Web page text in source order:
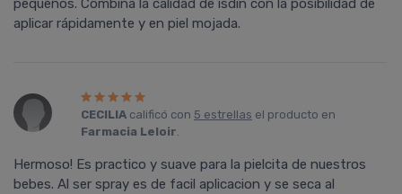
pequeños. Combina la calidad de isdin con la posibilidad de
aplicar rápidamente y en piel mojada.
CECILIAcalificó con 5 estrellas el producto en
Farmacia Leloir.
Hermoso! Es practico y suave para la pielcita de nuestros
bebes. Al ser spray es de facil aplicacion y se seca al